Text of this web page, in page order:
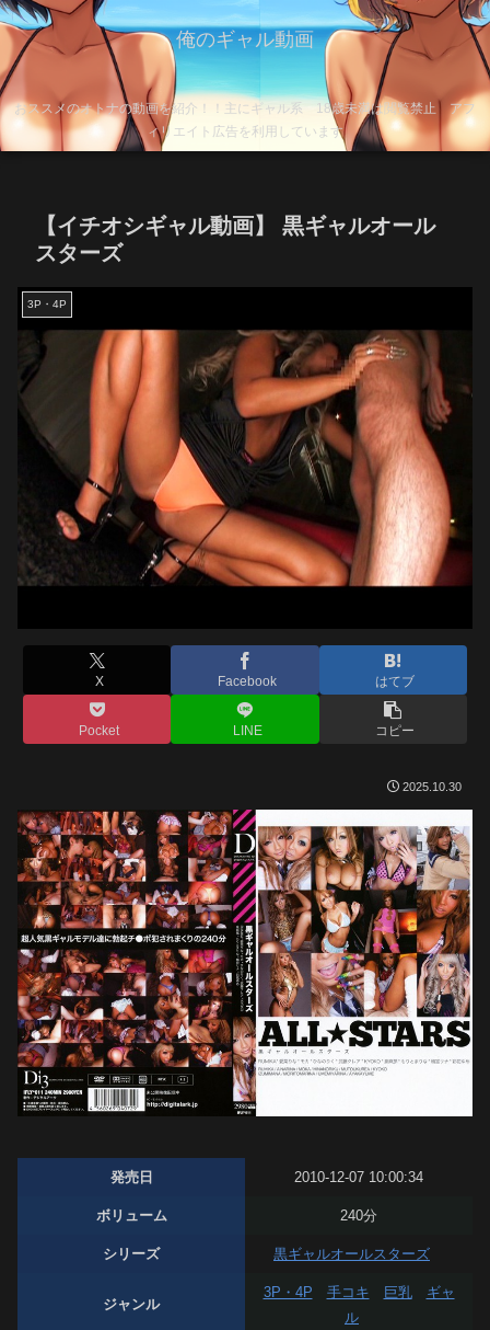
俺のギャル動画
おススメのオトナの動画を紹介！！主にギャル系 18歳未満は閲覧禁止 アフ
ィリエイト広告を利用しています
【イチオシギャル動画】 黒ギャルオール
スターズ
3P・4P
X Facebook はてブ
Pocket LINE コピー
2025.10.30
発売日 2010-12-07 10:00:34
ボリューム 240分
シリーズ 黒ギャルオールスターズ
ジャンル
3P・4P 手コキ 巨乳
ギャ
ル